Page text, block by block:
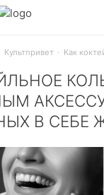
Культпривет
В СЕБЕ
в шкатулке у